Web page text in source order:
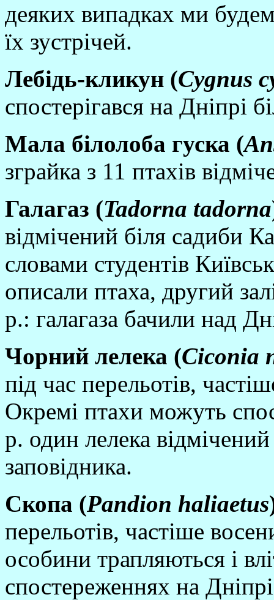
деяких випадках ми
їх зустрiчей.
Лебiдь-кликун (Cygnus
спостерiгався на Днiпрi
Мала бiлолоба гуска (
зграйка з 11 птахiв
Галагаз (Tadorna tadorna
вiдмiчений бiля садиби
словами студентiв
описали птаха, другий
р.: галагаза бачили над
Чорний лелека (Ciconia
пiд час перельотiв,
Окремi птахи можуть
р. один лелека
заповiдника.
Скопа (Pandion haliaetus
перельотiв, частiше
особини трапляються i
спостереженнях на